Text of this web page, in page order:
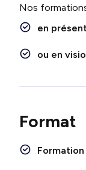
Nos
en
ou en
Format
Formation